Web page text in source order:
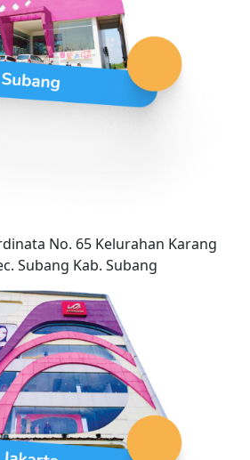
No. 65 Kelurahan Karang
Subang Kab. Subang